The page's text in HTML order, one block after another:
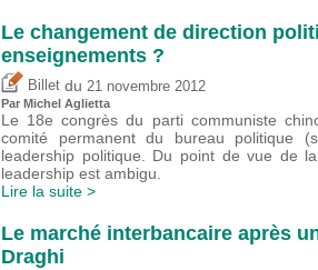
Le changement de direction
enseignements ?
Billet du 21 novembre 2012
Par Michel Aglietta
Le 18e congrès du parti communiste
comité permanent du bureau politique
leadership politique. Du point de vue de
leadership est ambigu.
Lire la suite >
Le marché interbancaire après
Draghi